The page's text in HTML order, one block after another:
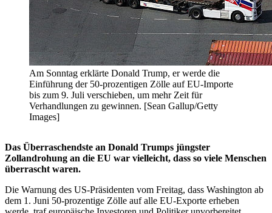
Am Sonntag erklärte Donald Trump, er werde die
Einführung der 50-prozentigen Zölle auf EU-Importe
bis zum 9. Juli verschieben, um mehr Zeit für
Verhandlungen zu gewinnen. [Sean Gallup/Getty
Images]
Das Überraschendste an Donald Trumps jüngster
Zollandrohung an die EU war vielleicht, dass so viele Menschen
überrascht waren.
Die Warnung des US-Präsidenten vom Freitag, dass Washington ab
dem 1. Juni 50-prozentige Zölle auf alle EU-Exporte erheben